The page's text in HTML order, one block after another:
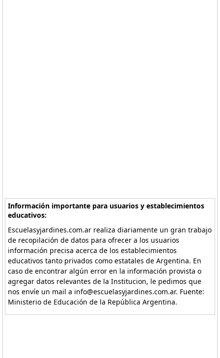
Información importante para usuarios y establecimientos
educativos:
Escuelasyjardines.com.ar realiza diariamente un gran trabajo
de recopilación de datos para ofrecer a los usuarios
información precisa acerca de los establecimientos
educativos tanto privados como estatales de Argentina. En
caso de encontrar algún error en la información provista o
agregar datos relevantes de la Institucion, le pedimos que
nos envíe un mail a info@escuelasyjardines.com.ar. Fuente:
Ministerio de Educación de la República Argentina.